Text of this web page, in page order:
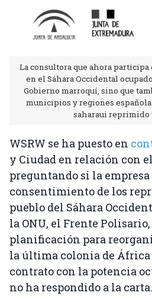
La consultora que ahora
en el Sáhara Occidental
Gobierno marroquí, sino que
municipios y regiones
saharaui reprimido
WSRW se ha puesto en
y Ciudad en relación con
preguntando si la
consentimiento de los
pueblo del Sáhara
la ONU, el Frente
planificación para
la última colonia de África
contrato con la potencia
no ha respondido a la carta.